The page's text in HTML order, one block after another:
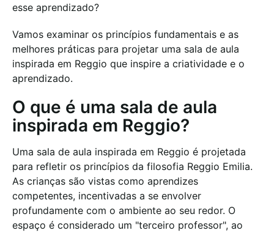
esse aprendizado?
Vamos examinar os princípios fundamentais e as
melhores práticas para projetar uma sala de aula
inspirada em Reggio que inspire a criatividade e o
aprendizado.
O que é uma sala de aula
inspirada em Reggio?
Uma sala de aula inspirada em Reggio é projetada
para refletir os princípios da filosofia Reggio Emilia.
As crianças são vistas como aprendizes
competentes, incentivadas a se envolver
profundamente com o ambiente ao seu redor. O
espaço é considerado um "terceiro professor", ao